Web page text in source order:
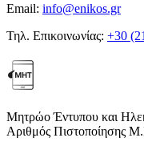
Email: info@enikos.gr
Τηλ. Επικοινωνίας: +30
Μητρώο Έντυπου και
Αριθμός Πιστοποίησης